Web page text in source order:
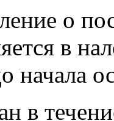
о
в
начала
в